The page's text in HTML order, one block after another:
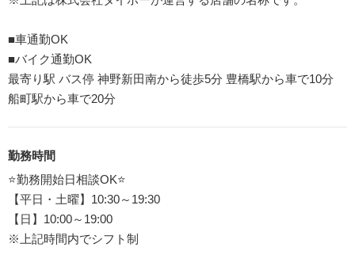
■車通勤OK
■バイク通勤OK
最寄り駅 バス停 神野新田南から徒歩5分 豊橋駅から車で10分
船町駅から車で20分
勤務時間
⭐勤務開始⽇相談OK⭐
【平日・土曜】10:30～19:30
【日】10:00～19:00
※上記時間内でシフト制